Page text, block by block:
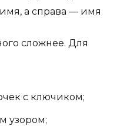
а справа — имя
сложнее. Для
с ключиком;
узором;